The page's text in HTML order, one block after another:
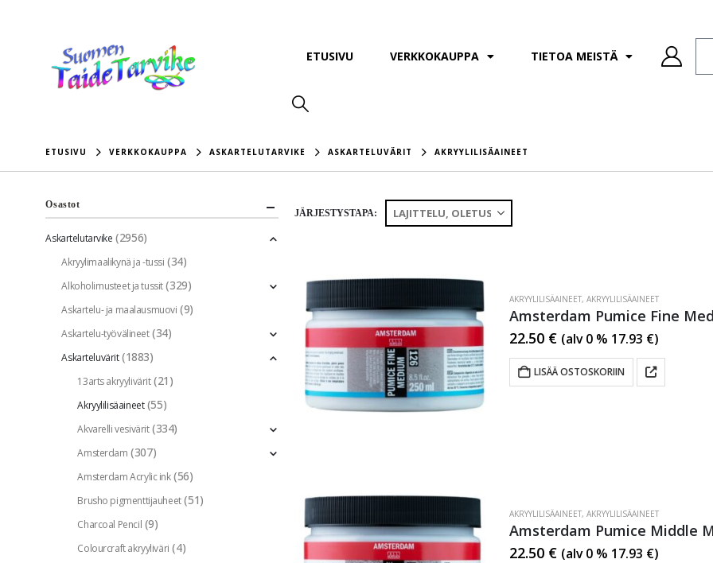
ETUSIVU VERKKOKAUPPA TIETOA MEISTÄ
ETUSIVU VERKKOKAUPPA ASKARTELUTARVIKE ASKARTELUVÄRIT AKRYYLILISÄAINEET
JÄRJESTYSTAPA:
AKRYYLILISÄAINEET, AKRYYLILISÄAINEET
Amsterdam Pumice Fine
22.50 € (alv 0 % 17.93 €)
LISÄÄ OSTOSKORIIN
AKRYYLILISÄAINEET, AKRYYLILISÄAINEET
Amsterdam Pumice Middle
22.50 € (alv 0 % 17.93 €)
Osastot
Askartelutarvike (2956)
Akryylimaalikynä ja -tussi (34)
Alkoholimusteet ja tussit (329)
Askartelu- ja maalausmuovi (9)
Askartelu-työvälineet (34)
Askarteluvärit (1883)
13arts akryylivärit (21)
Akryylilisäaineet (55)
Akvarelli vesivärit (334)
Amsterdam (307)
Amsterdam Acrylic ink (56)
Brusho pigmenttijauheet (51)
Charcoal Pencil (9)
Colourcraft akryyliväri (4)